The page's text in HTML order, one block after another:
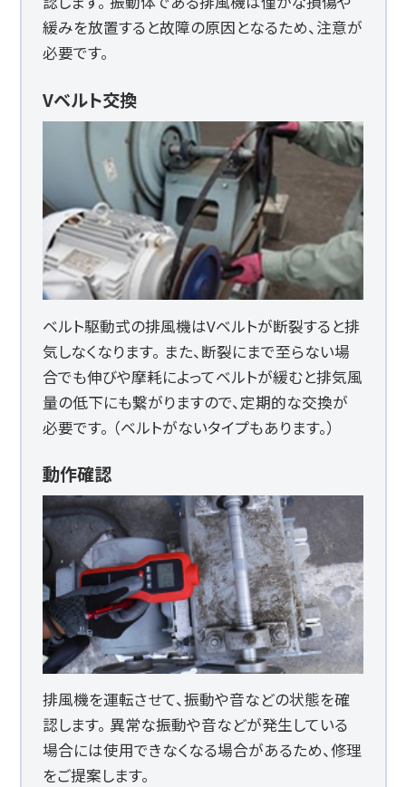
緩みを放置すると故障の原因となるため、注意が
必要です。
Vベルト交換
ベルト駆動式の排風機はVベルトが断裂すると排
気しなくなります。 また、断裂にまで至らない場
合でも伸びや摩耗によってベルトが緩むと排気風
量の低下にも繋がりますので、定期的な交換が
必要です。 （ベルトがないタイプもあります。）
動作確認
排風機を運転させて、振動や音などの状態を確
認します。 異常な振動や音などが発生している
場合には使用できなくなる場合があるため、修理
をご提案します。